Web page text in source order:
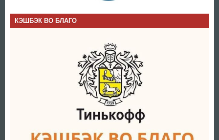
КЭШБЭК ВО БЛАГО